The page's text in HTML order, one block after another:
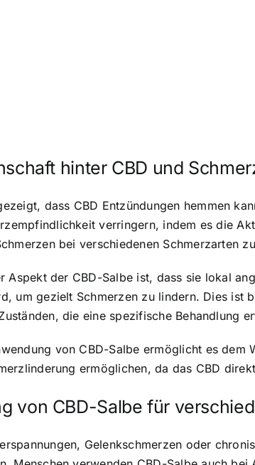
hinter CBD und
dass CBD Entzündungen hemmen
verringern, indem es die
bei verschiedenen Schmerzarten
Aspekt der CBD-Salbe ist, dass sie lokal
um gezielt Schmerzen zu lindern. Dies ist
die eine spezifische Behandlung
von CBD-Salbe ermöglicht es
ermöglichen, da das CBD
von CBD-Salbe für
Gelenkschmerzen oder